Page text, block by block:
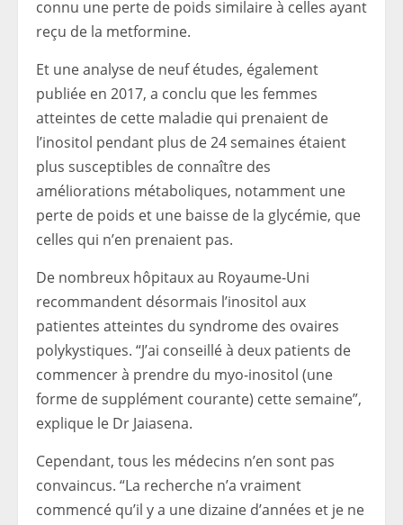
connu une perte de poids similaire à celles ayant
reçu de la metformine.
Et une analyse de neuf études, également
publiée en 2017, a conclu que les femmes
atteintes de cette maladie qui prenaient de
l’inositol pendant plus de 24 semaines étaient
plus susceptibles de connaître des
améliorations métaboliques, notamment une
perte de poids et une baisse de la glycémie, que
celles qui n’en prenaient pas.
De nombreux hôpitaux au Royaume-Uni
recommandent désormais l’inositol aux
patientes atteintes du syndrome des ovaires
polykystiques. “J’ai conseillé à deux patients de
commencer à prendre du myo-inositol (une
forme de supplément courante) cette semaine”,
explique le Dr Jaiasena.
Cependant, tous les médecins n’en sont pas
convaincus. “La recherche n’a vraiment
commencé qu’il y a une dizaine d’années et je ne